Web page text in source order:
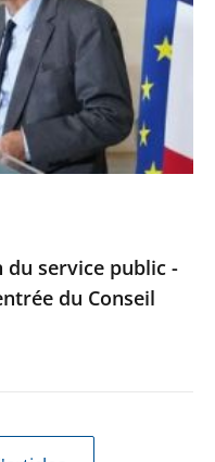
du service public -
du Conseil